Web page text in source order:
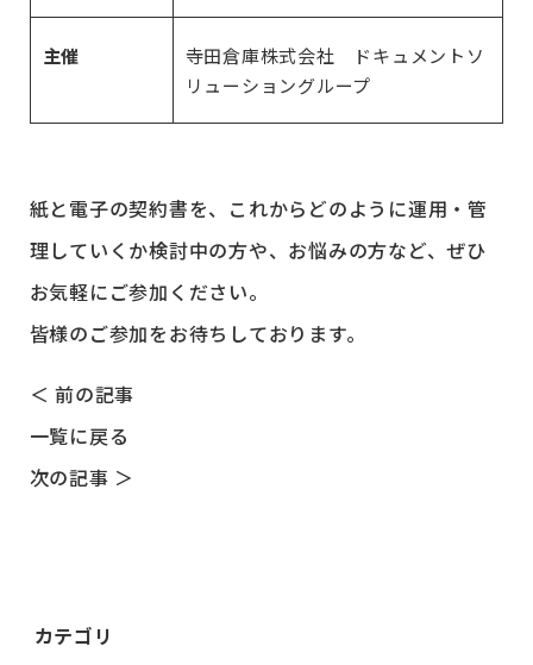
主催
寺田倉庫株式会社 ドキュメントソ
リューショングループ
紙と電子の契約書を、これからどのように運用・管
理していくか検討中の方や、お悩みの方など、ぜひ
お気軽にご参加ください。
皆様のご参加をお待ちしております。
＜ 前の記事
一覧に戻る
次の記事 ＞
カテゴリ